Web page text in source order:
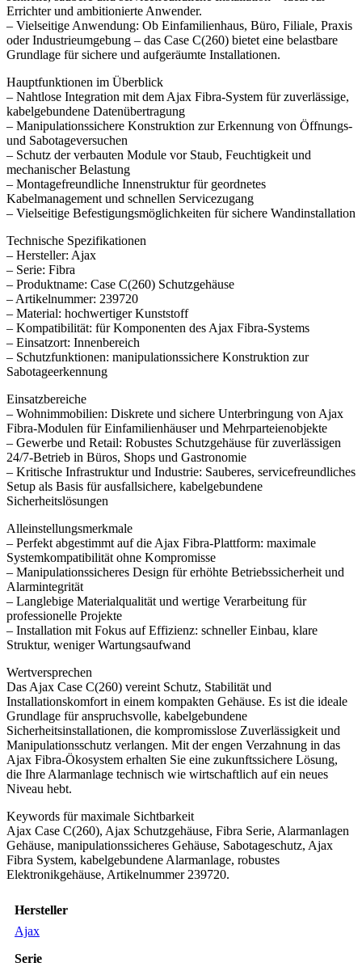
Errichter und ambitionierte Anwender.
– Vielseitige Anwendung: Ob Einfamilienhaus, Büro, Filiale, Praxis
oder Industrieumgebung – das Case C(260) bietet eine belastbare
Grundlage für sichere und aufgeräumte Installationen.
Hauptfunktionen im Überblick
– Nahtlose Integration mit dem Ajax Fibra-System für zuverlässige,
kabelgebundene Datenübertragung
– Manipulationssichere Konstruktion zur Erkennung von Öffnungs-
und Sabotageversuchen
– Schutz der verbauten Module vor Staub, Feuchtigkeit und
mechanischer Belastung
– Montagefreundliche Innenstruktur für geordnetes
Kabelmanagement und schnellen Servicezugang
– Vielseitige Befestigungsmöglichkeiten für sichere Wandinstallation
Technische Spezifikationen
– Hersteller: Ajax
– Serie: Fibra
– Produktname: Case C(260) Schutzgehäuse
– Artikelnummer: 239720
– Material: hochwertiger Kunststoff
– Kompatibilität: für Komponenten des Ajax Fibra-Systems
– Einsatzort: Innenbereich
– Schutzfunktionen: manipulationssichere Konstruktion zur
Sabotageerkennung
Einsatzbereiche
– Wohnimmobilien: Diskrete und sichere Unterbringung von Ajax
Fibra-Modulen für Einfamilienhäuser und Mehrparteienobjekte
– Gewerbe und Retail: Robustes Schutzgehäuse für zuverlässigen
24/7-Betrieb in Büros, Shops und Gastronomie
– Kritische Infrastruktur und Industrie: Sauberes, servicefreundliches
Setup als Basis für ausfallsichere, kabelgebundene
Sicherheitslösungen
Alleinstellungsmerkmale
– Perfekt abgestimmt auf die Ajax Fibra-Plattform: maximale
Systemkompatibilität ohne Kompromisse
– Manipulationssicheres Design für erhöhte Betriebssicherheit und
Alarmintegrität
– Langlebige Materialqualität und wertige Verarbeitung für
professionelle Projekte
– Installation mit Fokus auf Effizienz: schneller Einbau, klare
Struktur, weniger Wartungsaufwand
Wertversprechen
Das Ajax Case C(260) vereint Schutz, Stabilität und
Installationskomfort in einem kompakten Gehäuse. Es ist die ideale
Grundlage für anspruchsvolle, kabelgebundene
Sicherheitsinstallationen, die kompromisslose Zuverlässigkeit und
Manipulationsschutz verlangen. Mit der engen Verzahnung in das
Ajax Fibra-Ökosystem erhalten Sie eine zukunftssichere Lösung,
die Ihre Alarmanlage technisch wie wirtschaftlich auf ein neues
Niveau hebt.
Keywords für maximale Sichtbarkeit
Ajax Case C(260), Ajax Schutzgehäuse, Fibra Serie, Alarmanlagen
Gehäuse, manipulationssicheres Gehäuse, Sabotageschutz, Ajax
Fibra System, kabelgebundene Alarmanlage, robustes
Elektronikgehäuse, Artikelnummer 239720.
Hersteller
Ajax
Serie